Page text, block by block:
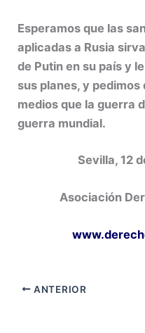
Esperamos que las
aplicadas a Rusia
de Putin en su país y
sus planes, y
medios que la guerra
guerra mundial.
Sevilla, 12
Asociación
ANTERIOR